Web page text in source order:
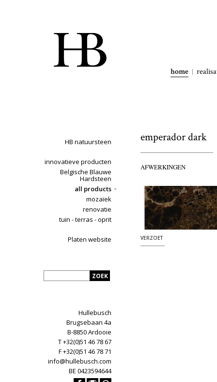
home
HB natuursteen
innovatieve producten
Belgische Blauwe
Hardsteen
all products
mozaïek
renovatie
tuin - terras - oprit
Platen website
Hullebusch
Brugsebaan 4a
B-8850 Ardooie
T +32(0)51 46 78 67
F +32(0)51 46 78 71
info@hullebusch.com
BE 0423594644
emperador dark
AFWERKINGEN
VERZOET